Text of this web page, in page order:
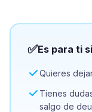
✅Es para ti
Quieres
Tienes
salgo de